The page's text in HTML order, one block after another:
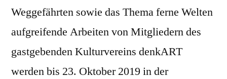
Weggefährten sowie das Thema ferne Welten
aufgreifende Arbeiten von Mitgliedern des
gastgebenden Kulturvereins denkART
werden bis 23. Oktober 2019 in der